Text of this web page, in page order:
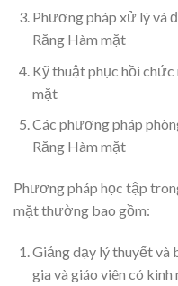
Phương pháp xử lý và
Răng Hàm mặt
Kỹ thuật phục hồi chức
mặt
Các phương pháp
Răng Hàm mặt
Phương pháp học tập
mặt thường bao gồm:
Giảng dạy lý thuyết và
gia và giáo viên có